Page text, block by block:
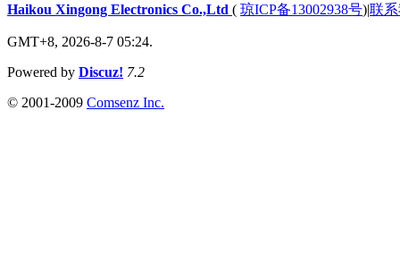
Haikou Xingong Electronics Co.,Ltd ( 琼ICP备13002938号)|联
GMT+8, 2026-8-7 05:24.
Powered by Discuz! 7.2
© 2001-2009 Comsenz Inc.